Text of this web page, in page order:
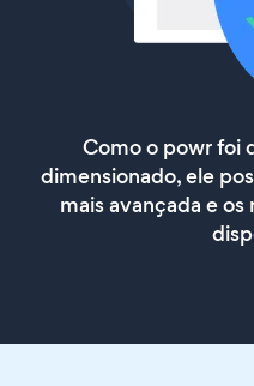
Como o powr foi
dimensionado, ele
mais avançada e